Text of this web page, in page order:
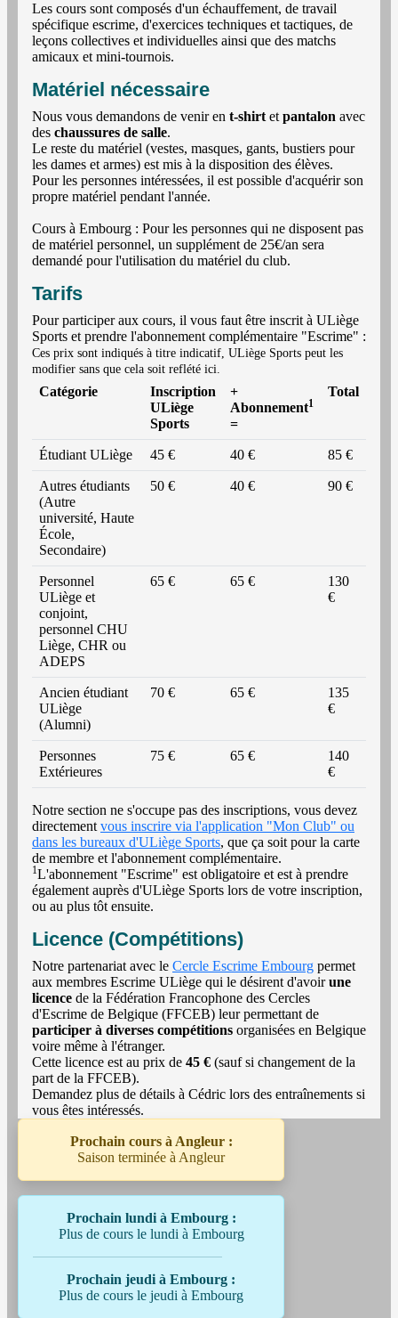
Prochain cours à Angleur :
Saison terminée à Angleur
Prochain lundi à Embourg :
Plus de cours le lundi à Embourg
Prochain jeudi à Embourg :
Plus de cours le jeudi à Embourg
Les cours sont composés d'un échauffement, de travail
spécifique escrime, d'exercices techniques et tactiques, de
leçons collectives et individuelles ainsi que des matchs
amicaux et mini-tournois.
Matériel nécessaire
Nous vous demandons de venir en t-shirt et pantalon avec
des chaussures de salle.
Le reste du matériel (vestes, masques, gants, bustiers pour
les dames et armes) est mis à la disposition des élèves.
Pour les personnes intéressées, il est possible d'acquérir son
propre matériel pendant l'année.
Cours à Embourg : Pour les personnes qui ne disposent pas
de matériel personnel, un supplément de 25€/an sera
demandé pour l'utilisation du matériel du club.
Tarifs
Pour participer aux cours, il vous faut être inscrit à ULiège
Sports et prendre l'abonnement complémentaire "Escrime" :
Ces prix sont indiqués à titre indicatif, ULiège Sports peut les
modifier sans que cela soit reflété ici.
Catégorie
Inscription
ULiège
Sports
+
Abonnement1
=
Total
Étudiant ULiège 45 € 40 € 85 €
Autres étudiants
(Autre
université, Haute
École,
Secondaire)
50 € 40 € 90 €
Personnel
ULiège et
conjoint,
personnel CHU
Liège, CHR ou
ADEPS
65 € 65 €
130
€
Ancien étudiant
ULiège
(Alumni)
70 € 65 €
135
€
Personnes
Extérieures
75 € 65 €
140
€
Notre section ne s'occupe pas des inscriptions, vous devez
directement vous inscrire via l'application "Mon Club" ou
dans les bureaux d'ULiège Sports, que ça soit pour la carte
de membre et l'abonnement complémentaire.
1L'abonnement "Escrime" est obligatoire et est à prendre
également auprès d'ULiège Sports lors de votre inscription,
ou au plus tôt ensuite.
Licence (Compétitions)
Notre partenariat avec le Cercle Escrime Embourg permet
aux membres Escrime ULiège qui le désirent d'avoirune
licence de la Fédération Francophone des Cercles
d'Escrime de Belgique (FFCEB) leur permettant de
participer à diverses compétitions organisées en Belgique
voire même à l'étranger.
Cette licence est au prix de 45 € (sauf si changement de la
part de la FFCEB).
Demandez plus de détails à Cédric lors des entraînements si
vous êtes intéressés.